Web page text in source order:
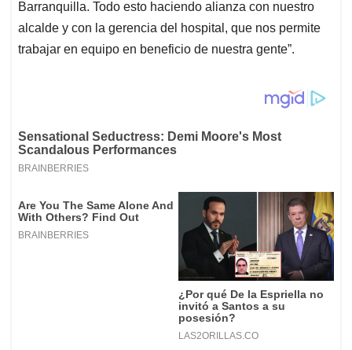
Barranquilla. Todo esto haciendo alianza con nuestro
alcalde y con la gerencia del hospital, que nos permite
trabajar en equipo en beneficio de nuestra gente”.